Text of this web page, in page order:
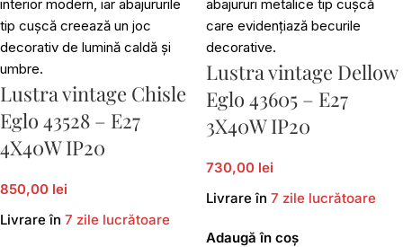
Lustra vintage Chisle
Eglo 43528 – E27
4X40W IP20
850,00 lei
Livrare în 7 zile lucrătoare
Lustra vintage Dellow
Eglo 43605 – E27
3X40W IP20
730,00 lei
Livrare în 7 zile lucrătoare
Adaugă în coș